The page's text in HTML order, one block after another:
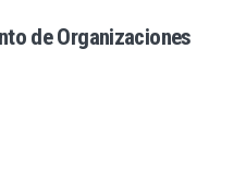
de Organizaciones